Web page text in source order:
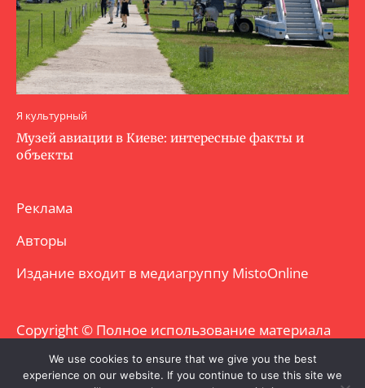
Я культурный
Музей авиации в Киеве: интересные факты и
объекты
Реклама
Авторы
Издание входит в медиагруппу MistoOnline
Copyright © Полное использование материала
запрещено. Частично разрешено с
гиперссылкой.
We use cookies to ensure that we give you the best
experience on our website. If you continue to use this site we